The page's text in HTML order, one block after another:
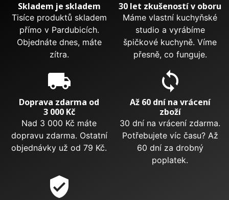
Skladem je skladem
Tisíce produktů skladem
přímo v Pardubicích.
Objednáte dnes, máte
zítra.
30 let zkušeností v oboru
Máme vlastní kuchyňské
studio a vyrábíme
špičkové kuchyně. Víme
přesně, co funguje.
local_shipping
Doprava zdarma od
3 000 Kč
Nad 3 000 Kč máte
dopravu zdarma. Ostatní
objednávky už od 79 Kč.
sync
Až 60 dní na vrácení
zboží
30 dní na vrácení zdarma.
Potřebujete víc času? Až
60 dní za drobný
poplatek.
verified_user